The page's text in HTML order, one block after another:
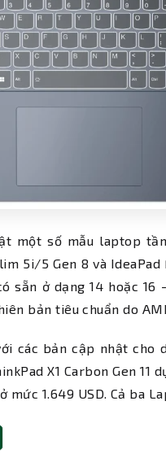
một số mẫu laptop
5i/5 Gen 8 và
sẵn ở dạng 14 hoặc
bản tiêu chuẩn do
các bản cập nhật cho
X1 Carbon Gen 11
mức 1.649 USD. Cả ba